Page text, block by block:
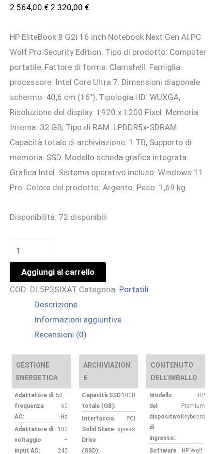
2.564,00€ Il
originale
era:
2.564,00 €.
2.320,00 €Il
attuale
è:
2.320,00 €.
HP EliteBook 8 G2i 16 inch Notebook Next Gen AI PC
Wolf Pro Security Edition. Tipo di prodotto: Computer
portatile, Fattore di forma: Clamshell. Famiglia
processore: Intel Core Ultra 7. Dimensioni diagonale
schermo: 40,6 cm (16″), Tipologia HD: WUXGA,
Risoluzione del display: 1920 x 1200 Pixel. Memoria
Interna: 32 GB, Tipo di RAM: LPDDR5x-SDRAM.
Capacità totale di archiviazione: 1 TB, Supporto di
memoria: SSD. Modello scheda grafica integrata:
Grafica Intel. Sistema operativo incluso: Windows 11
Pro. Colore del prodotto: Argento. Peso: 1,69 kg
Disponibilità: 72 disponibili
EB
8
G2I
16
32/1
W11P
3YOFF
quantità
Aggiungi al carrello
COD: DL5P3SIXAT Categoria: Portatili
Descrizione
Informazioni aggiuntive
Recensioni (0)
GESTIONE
ENERGETICA
Adattatore di
frequenza
AC:
50 –
60
Hz
Adattatore di
voltaggio
input AC:
100
–
240
ARCHIVIAZION
E
Capacità SSD
totale (GB):
1000
Interfaccia
Solid State
Drive
(SSD):
PCI
Express
CONTENUTO
DELL’IMBALLO
Modello
del
dispositivo
di
ingresso:
HP
Premium
Keyboard
Software HP Wolf